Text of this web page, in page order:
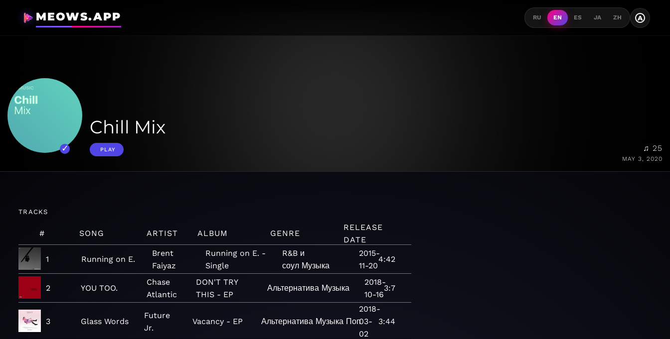
MEOWS.APP RU EN ES JA ZH A
Chill Mix
PLAY ♫ 25
MAY 3, 2020
TRACKS
# SONG ARTIST ALBUM GENRE
RELEASE
DATE
1 Running on E.
Brent
Faiyaz
Running on E. -
Single
R&B и
соул Музыка
2015-
11-20
4:42
2 YOU TOO.
Chase
Atlantic
DON'T TRY
THIS - EP
Альтернатива Музыка
2018-
10-16
3:7
3 Glass Words
Future
Jr.
Vacancy - EP Альтернатива Музыка Поп
2018-
03-
02
3:44